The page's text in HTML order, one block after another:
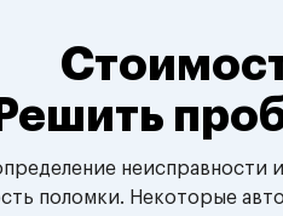
Решить
поломки. Некоторые